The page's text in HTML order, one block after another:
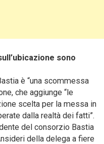
sono
è “una scommessa
che aggiunge “le
scelta per la messa in
dalla realtà dei fatti”.
del consorzio Bastia
della delega a fiere